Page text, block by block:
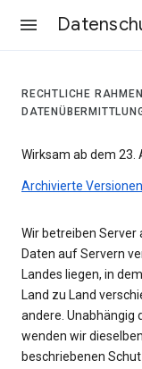
RECHTLICHE
Wirksam ab dem 23.
Archivierte Versionen
Wir betreiben Server
Daten auf Servern
Landes liegen, in
Land zu Land
andere. Unabhängig
wenden wir
beschriebenen